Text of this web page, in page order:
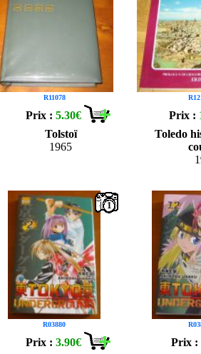
R11078
Prix :5.30€
Tolstoï
1965
Prix :
Toledo
R03880
1
Prix :3.90€
Prix :